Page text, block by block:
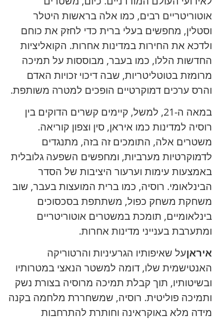
אוטוריטריים רבים, כמו אלה בראשות היטלר
וסטלין, מחפשים בעלי ברית כדי לחזק את כוחם
ולדכא את החירות במדינות אחרות. הקואליציות
החדשות הללו, כמו בעבר, מבוססות על תמיכה
מרומזת בטוטליטריות, שבה דיכוי זכויות האדם
והרס ערכים דמוקרטיים הופכים למטרה משותפת.
במאה ה-21, למשל, קיימים קשרים הדוקים בין
רוסיה למדינות כמו איראן, סין וצפון קוריאה.
משטרים אלה, התומכים זה בזה, מתנגדים
לדמוקרטיות מערביות, ומחפשים השפעה גלובלית
באמצעות עימות וערעור היציבות של הסדר
הבינלאומי. רוסיה, כמו ברית המועצות בעבר, שוב
משחקת משחק כפול, משתתפת בסכסוכים
בינלאומיים, תומכת במשטרים אוטוריטריים
ומתערבת בענייני מדינות אחרות.
איראןעל שאיפותיו הגרעיניות והרטוריקה
האנטישמית שלו, דומה למשטר הנאצי במטרותיו
ובשיטותיו, תוך קבלת תמיכה מרוסיה בצורת נשק
ותמיכה פוליטית. רוסיה, שמשחררת מלחמה בקנה
מידה מלא באוקראינה וחותרת להתרחבות